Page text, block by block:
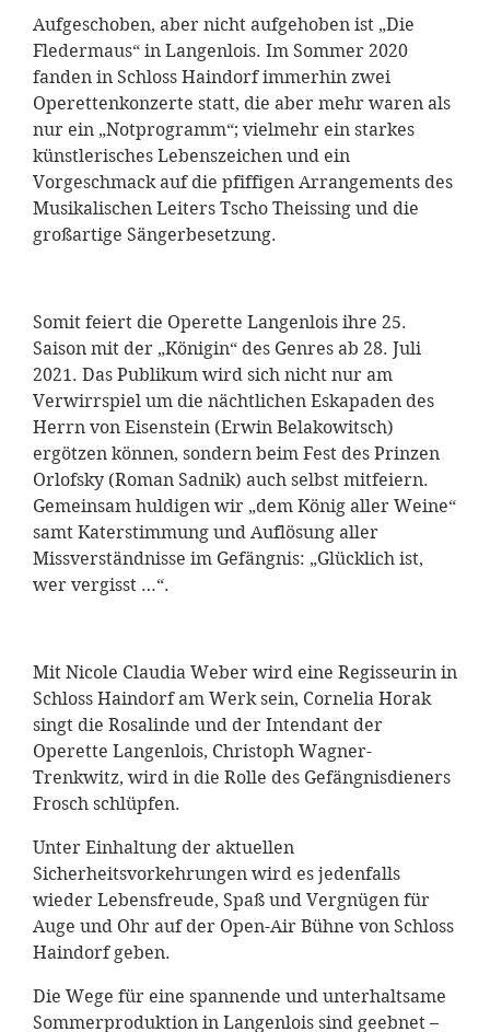
Aufgeschoben, aber nicht aufgehoben ist „Die
Fledermaus“ in Langenlois. Im Sommer 2020
fanden in Schloss Haindorf immerhin zwei
Operettenkonzerte statt, die aber mehr waren als
nur ein „Notprogramm“; vielmehr ein starkes
künstlerisches Lebenszeichen und ein
Vorgeschmack auf die pfiffigen Arrangements des
Musikalischen Leiters Tscho Theissing und die
großartige Sängerbesetzung.
Somit feiert die Operette Langenlois ihre 25.
Saison mit der „Königin“ des Genres ab 28. Juli
2021. Das Publikum wird sich nicht nur am
Verwirrspiel um die nächtlichen Eskapaden des
Herrn von Eisenstein (Erwin Belakowitsch)
ergötzen können, sondern beim Fest des Prinzen
Orlofsky (Roman Sadnik) auch selbst mitfeiern.
Gemeinsam huldigen wir „dem König aller Weine“
samt Katerstimmung und Auflösung aller
Missverständnisse im Gefängnis: „Glücklich ist,
wer vergisst …“.
Mit Nicole Claudia Weber wird eine Regisseurin in
Schloss Haindorf am Werk sein, Cornelia Horak
singt die Rosalinde und der Intendant der
Operette Langenlois, Christoph Wagner-
Trenkwitz, wird in die Rolle des Gefängnisdieners
Frosch schlüpfen.
Unter Einhaltung der aktuellen
Sicherheitsvorkehrungen wird es jedenfalls
wieder Lebensfreude, Spaß und Vergnügen für
Auge und Ohr auf der Open-Air Bühne von Schloss
Haindorf geben.
Die Wege für eine spannende und unterhaltsame
Sommerproduktion in Langenlois sind geebnet –